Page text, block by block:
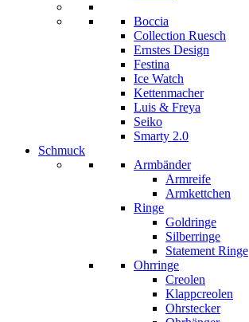
Boccia
Collection Ruesch
Ernstes Design
Festina
Ice Watch
Kettenmacher
Luis & Freya
Seiko
Smarty 2.0
Schmuck
Armbänder
Armreife
Armkettchen
Ringe
Goldringe
Silberringe
Statement Ringe
Ohrringe
Creolen
Klappcreolen
Ohrstecker